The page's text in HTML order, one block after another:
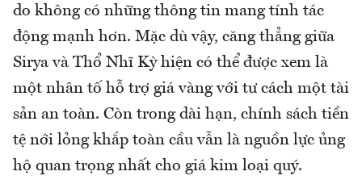
do không có những thông tin mang tính tác
động mạnh hơn. Mặc dù vậy, căng thẳng giữa
Sirya và Thổ Nhĩ Kỳ hiện có thể được xem là
một nhân tố hỗ trợ giá vàng với tư cách một tài
sản an toàn. Còn trong dài hạn, chính sách tiền
tệ nới lỏng khắp toàn cầu vẫn là nguồn lực ủng
hộ quan trọng nhất cho giá kim loại quý.